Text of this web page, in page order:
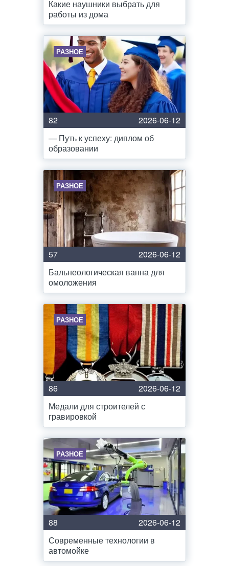
Какие наушники выбрать для
работы из дома
РАЗНОЕ
82
2026-06-12
— Путь к успеху: диплом об
образовании
РАЗНОЕ
57
2026-06-12
Бальнеологическая ванна для
омоложения
РАЗНОЕ
86
2026-06-12
Медали для строителей с
гравировкой
РАЗНОЕ
88
2026-06-12
Современные технологии в
автомойке